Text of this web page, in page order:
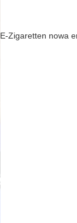
E-Zigaretten nowa